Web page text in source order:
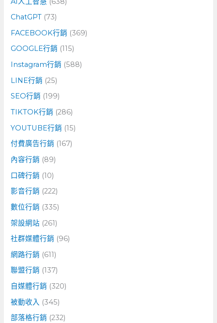
:ChatGPT (73)
FACEBOOK行銷 (369)
GOOGLE行銷 (115)
Instagram行銷 (588)
LINE行銷 (25)
SEO行銷 (199)
TIKTOK行銷 (286)
YOUTUBE行銷 (15)
付費廣告行銷 (167)
內容行銷 (89)
口碑行銷 (10)
影音行銷 (222)
數位行銷 (335)
架設網站 (261)
社群媒體行銷 (96)
網路行銷 (611)
聯盟行銷 (137)
自媒體行銷 (320)
被動收入 (345)
部落格行銷 (232)